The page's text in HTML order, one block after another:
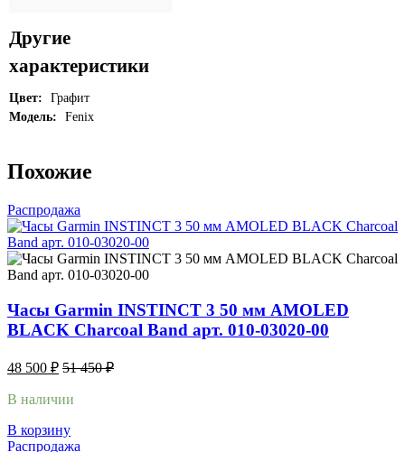
02904-
40)
Другие
характеристики
Цвет:
Графит
Модель:
Fenix
Похожие
Распродажа
Часы Garmin INSTINCT 3 50 мм AMOLED
BLACK Charcoal Band арт. 010-03020-00
48 500 ₽ 51 450₽
В наличии
В корзину
Распродажа